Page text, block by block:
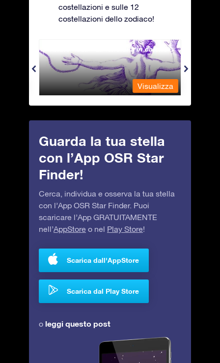
costellazioni e sulle 12
costellazioni dello zodiaco!
Andromeda - La fanciulla in catene
Visualizza
Guarda la tua stella
con l’App OSR Star
Finder!
Cerca, individua e osserva la tua stella
con l’App OSR Star Finder. Puoi
scaricare l’App GRATUITAMENTE
nell’AppStore o nel Play Store!
Scarica dall'AppStore
Scarica dal Play Store
o leggi questo post